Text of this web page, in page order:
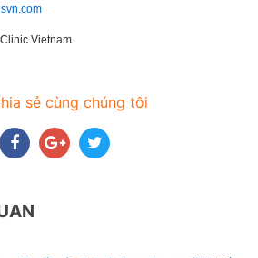
Vietnam
sẻ cùng chúng tôi